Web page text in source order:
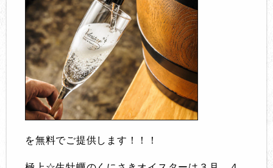
を無料でご提供します！！！